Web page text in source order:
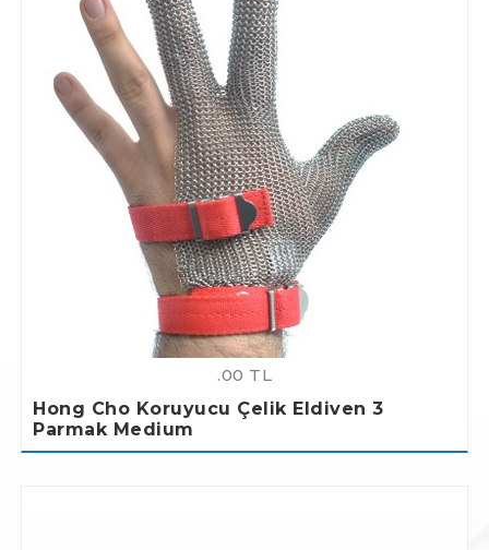
.00 TL
Hong Cho Koruyucu Çelik Eldiven 3
Parmak Medium